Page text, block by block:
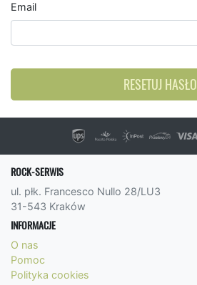
Email
RESETUJ HASŁO
ROCK-SERWIS
ul. płk. Francesco Nullo 28/LU3
31-543 Kraków
INFORMACJE
O nas
Pomoc
Polityka cookies